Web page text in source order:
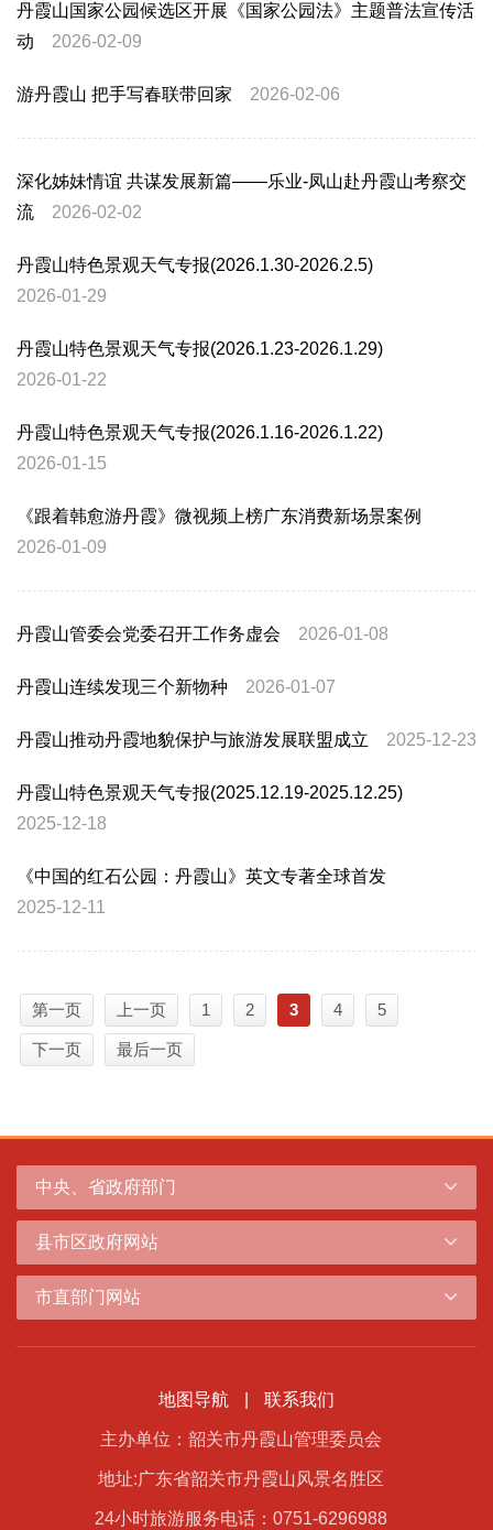
丹霞山国家公园候选区开展《国家公园法》主题普法宣传活
动
2026-02-09
游丹霞山 把手写春联带回家 2026-02-06
深化姊妹情谊 共谋发展新篇——乐业-凤山赴丹霞山考察交
流
2026-02-02
丹霞山特色景观天气专报(2026.1.30-2026.2.5)
2026-01-29
丹霞山特色景观天气专报(2026.1.23-2026.1.29)
2026-01-22
丹霞山特色景观天气专报(2026.1.16-2026.1.22)
2026-01-15
《跟着韩愈游丹霞》微视频上榜广东消费新场景案例
2026-01-09
丹霞山管委会党委召开工作务虚会 2026-01-08
丹霞山连续发现三个新物种 2026-01-07
丹霞山推动丹霞地貌保护与旅游发展联盟成立 2025-12-23
丹霞山特色景观天气专报(2025.12.19-2025.12.25)
2025-12-18
《中国的红石公园：丹霞山》英文专著全球首发
2025-12-11
第一页 上一页 1 2 3 4 5
下一页 最后一页
中央、省政府部门
县市区政府网站
市直部门网站
地图导航 联系我们
主办单位：韶关市丹霞山管理委员会
地址:广东省韶关市丹霞山风景名胜区
24小时旅游服务电话：0751-6296988